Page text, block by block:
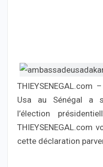
THIEYSENEGAL.com
Usa au Sénégal a
l’élection
THIEYSENEGAL.com
cette déclaration